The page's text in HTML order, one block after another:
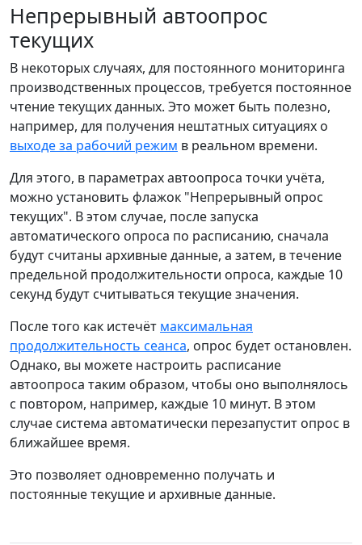
Непрерывный автоопрос
текущих
В некоторых случаях, для постоянного мониторинга
производственных процессов, требуется постоянное
чтение текущих данных. Это может быть полезно,
например, для получения нештатных ситуациях о
выходе за рабочий режим в реальном времени.
Для этого, в параметрах автоопроса точки учёта,
можно установить флажок "Непрерывный опрос
текущих". В этом случае, после запуска
автоматического опроса по расписанию, сначала
будут считаны архивные данные, а затем, в течение
предельной продолжительности опроса, каждые 10
секунд будут считываться текущие значения.
После того как истечёт максимальная
продолжительность сеанса, опрос будет остановлен.
Однако, вы можете настроить расписание
автоопроса таким образом, чтобы оно выполнялось
с повтором, например, каждые 10 минут. В этом
случае система автоматически перезапустит опрос в
ближайшее время.
Это позволяет одновременно получать и
постоянные текущие и архивные данные.